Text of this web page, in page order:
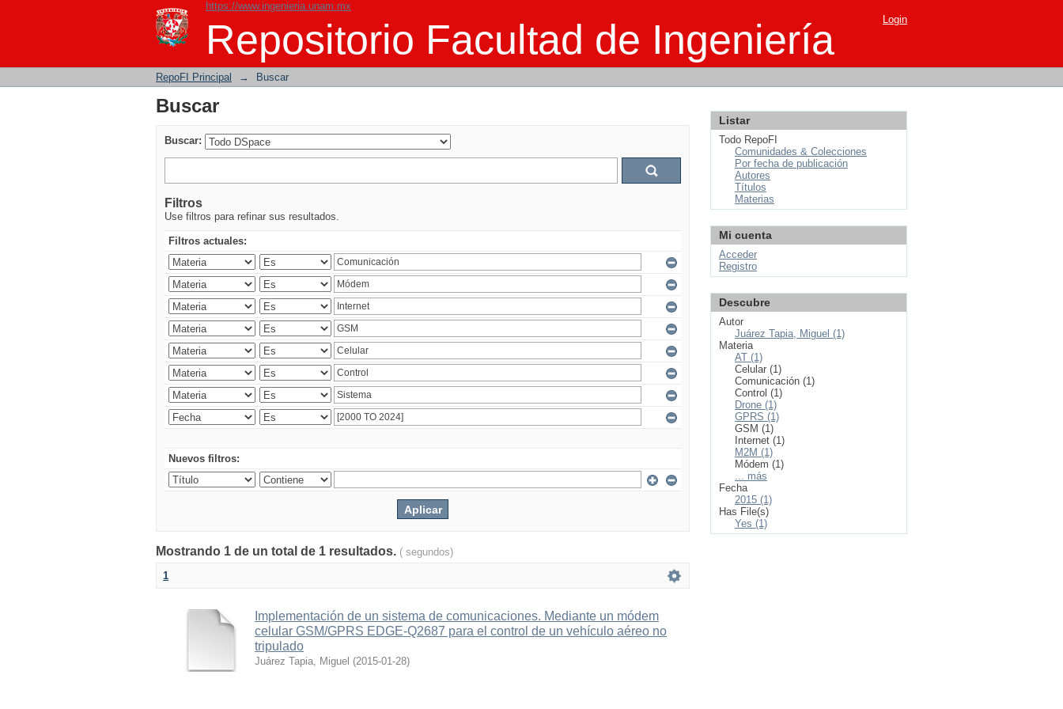
https://www.ingenieria.unam.mx
Repositorio Facultad de Ingeniería
Buscar Login
RepoFI Principal → Buscar
Buscar
Buscar:
Filtros
Use filtros para refinar sus resultados.
Filtros actuales:
Nuevos filtros:
Mostrando 1 de un total de 1 resultados. ( segundos)
1
Implementación de un sistema de comunicaciones. Mediante un módem
celular GSM/GPRS EDGE-Q2687 para el control de un vehículo aéreo no
tripulado
Juárez Tapia, Miguel (2015-01-28)
Listar
Todo RepoFI
Comunidades & Colecciones
Por fecha de publicación
Autores
Títulos
Materias
Mi cuenta
Acceder
Registro
Descubre
Autor
Juárez Tapia, Miguel (1)
Materia
AT (1)
Celular (1)
Comunicación (1)
Control (1)
Drone (1)
GPRS (1)
GSM (1)
Internet (1)
M2M (1)
Módem (1)
... más
Fecha
2015 (1)
Has File(s)
Yes (1)